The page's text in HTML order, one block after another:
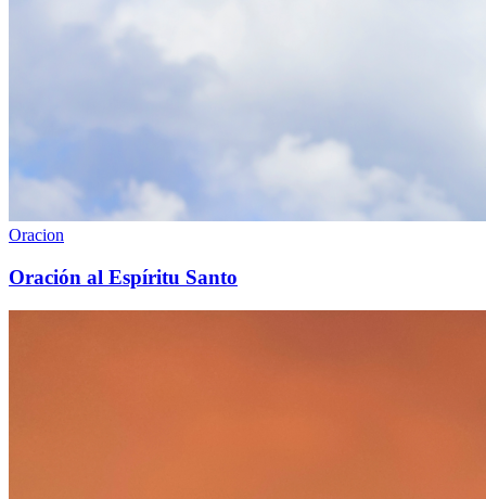
Oracion
Oración al Espíritu Santo